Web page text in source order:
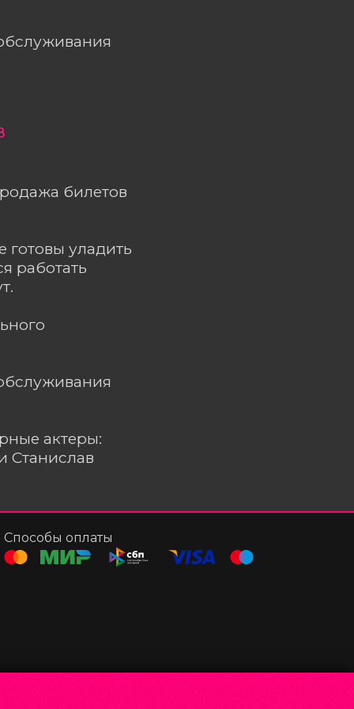
билетов
уладить
работать
актеры:
Станислав
Способы оплаты